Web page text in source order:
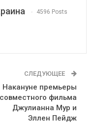
4596 Posts
СЛЕДУЮЩЕЕ
Накануне премьеры
совместного фильма
Джулианна Мур и
Эллен Пейдж